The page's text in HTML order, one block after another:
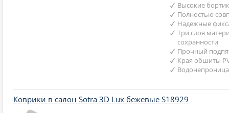
Высокие
Полностью
Надежные
Три слоя
сохранности
Прочный
Края обшиты
Коврики в салон Sotra 3D Lux бежевые S18929